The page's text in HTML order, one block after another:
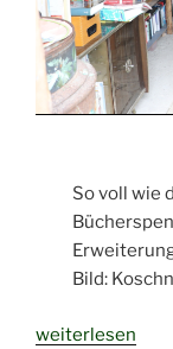
So voll wie
Bild:
„OASE
weiterlesen